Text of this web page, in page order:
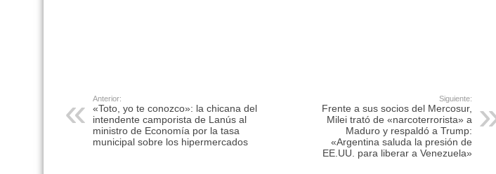
Anterior:
«Toto, yo te conozco»: la chicana del
intendente camporista de Lanús al
ministro de Economía por la tasa
municipal sobre los hipermercados
Siguiente:
Frente a sus socios del Mercosur,
Milei trató de «narcoterrorista» a
Maduro y respaldó a Trump:
«Argentina saluda la presión de
EE.UU. para liberar a Venezuela»